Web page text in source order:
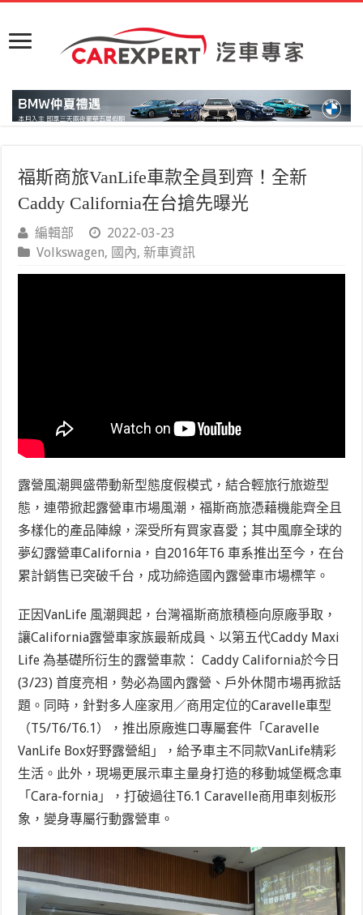
福斯商旅VanLife車款全員到齊！全新
Caddy California在台搶先曝光
編輯部
2022-03-23
Volkswagen, 國內,新車資訊
露營風潮興盛帶動新型態度假模式，結合輕旅行旅遊型
態，連帶掀起露營車市場風潮，福斯商旅憑藉機能齊全且
多樣化的產品陣線，深受所有買家喜愛；其中風靡全球的
夢幻露營車California，自2016年T6 車系推出至今，在台
累計銷售已突破千台，成功締造國內露營車市場標竿。
正因VanLife 風潮興起，台灣福斯商旅積極向原廠爭取，
讓California露營車家族最新成員、以第五代Caddy Maxi
Life 為基礎所衍生的露營車款： Caddy California於今日
(3/23) 首度亮相，勢必為國內露營、戶外休閒市場再掀話
題。同時，針對多人座家用／商用定位的Caravelle車型
（T5/T6/T6.1），推出原廠進口專屬套件「Caravelle
VanLife Box好野露營組」，給予車主不同款VanLife精彩
生活。此外，現場更展示車主量身打造的移動城堡概念車
「Cara-fornia」，打破過往T6.1 Caravelle商用車刻板形
象，變身專屬行動露營車。